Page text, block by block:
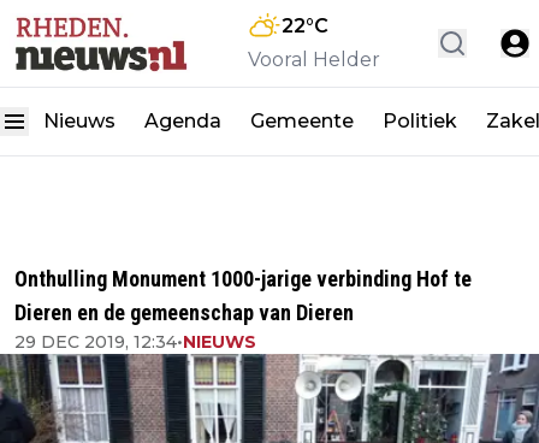
22°C
Vooral Helder
Nieuws Agenda Gemeente Politiek
Onthulling Monument 1000-jarige verbinding Hof te
Dieren en de gemeenschap van Dieren
29 DEC 2019, 12:34•NIEUWS